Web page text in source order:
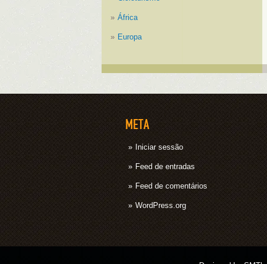
África
Europa
META
Iniciar sessão
Feed de entradas
Feed de comentários
WordPress.org